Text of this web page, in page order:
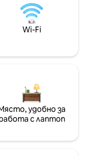
Wi-Fi
удобно за
с лаптоп